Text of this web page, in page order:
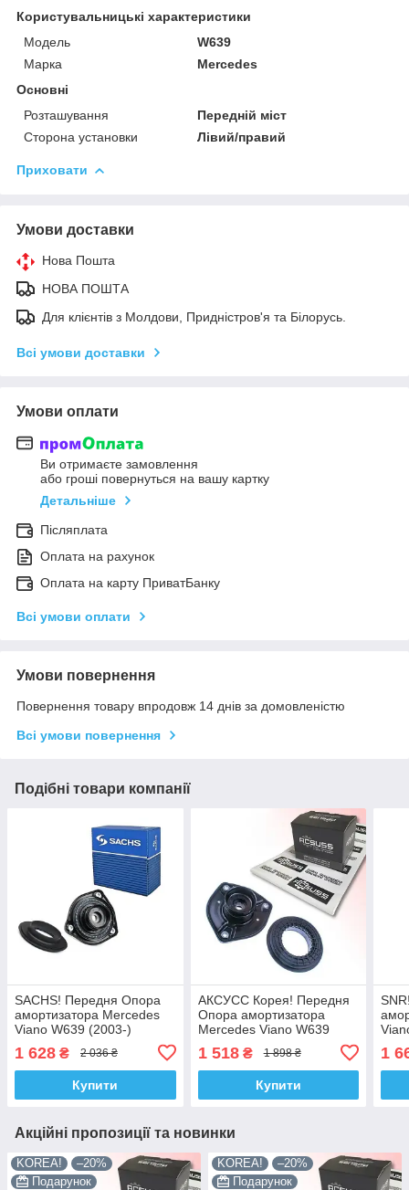
Користувальницькі характеристики
Мoдель
W639
Марка
Mercedes
Основні
Розташування
Передній міст
Сторона установки
Лівий/правий
Приховати
Умови доставки
Нова Пошта
НОВА ПОШТА
Для клієнтів з Молдови, Придністров'я та Білорусь.
Всі умови доставки
Умови оплати
Ви отримаєте замовлення
або гроші повернуться на вашу картку
Детальніше
Післяплата
Оплата на рахунок
Оплата на карту ПриватБанку
Всі умови оплати
Умови повернення
Повернення товару впродовж 14 днів за домовленістю
Всі умови повернення
Подібні товари компанії
SACHS! Передня Опора
амортизатора Mercedes
Viano W639 (2003-)
SM1006 , 802570 ,
KB651.31
1 628 ₴ 2 036 ₴
Купити
АКСУСС Корея! Передня
Опора амортизатора
Mercedes Viano W639
(2003-) Мерседес Віано
W639. SM1006 , 802570 ,
KB651.31
1 518₴ 1 898 ₴
Купити
1
Акційні пропозиції та новинки
KOREA!
–20%
Подарунок
KOREA!
–20%
Подарунок